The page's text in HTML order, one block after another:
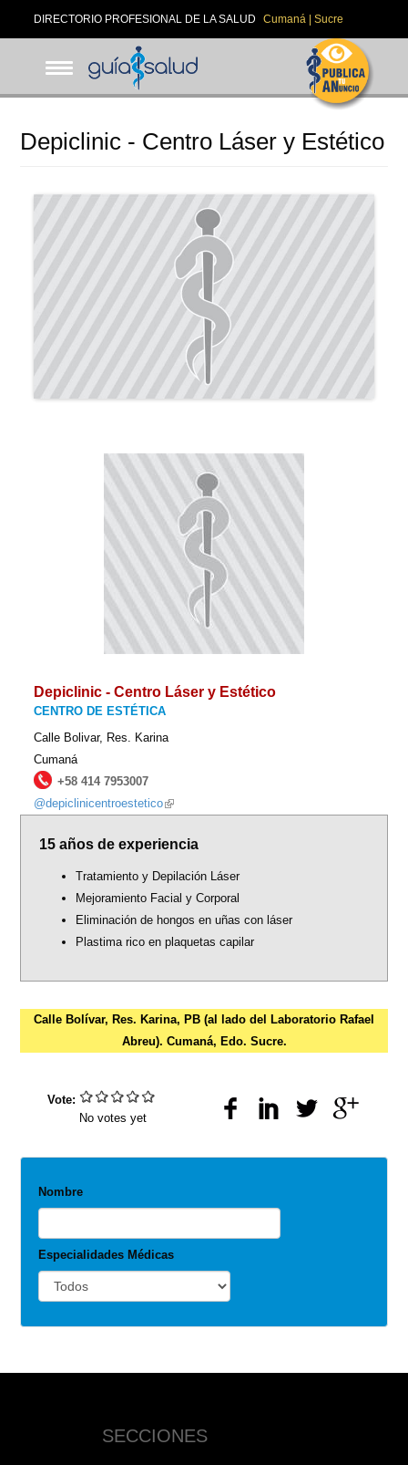
DIRECTORIO PROFESIONAL DE LA SALUD Cumaná | Sucre
Depiclinic - Centro Láser y Estético
Depiclinic - Centro Láser y Estético
CENTRO DE ESTÉTICA
Calle Bolivar, Res. Karina
Cumaná
+58 414 7953007
@depiclinicentroestetico(link
external)
15 años de experiencia
Tratamiento y Depilación Láser
Mejoramiento Facial y Corporal
Eliminación de hongos en uñas con láser
Plastima rico en plaquetas capilar
Calle Bolívar, Res. Karina, PB (al lado del Laboratorio Rafael
Abreu). Cumaná, Edo. Sucre.
Vote:
No votes yet
Nombre
Especialidades Médicas
SECCIONES